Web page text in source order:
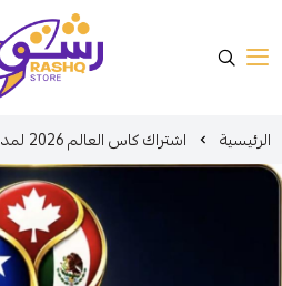
متجر رشق
الرئيسية اشتراك كاس العالم 2026 لمدة 12 شهر